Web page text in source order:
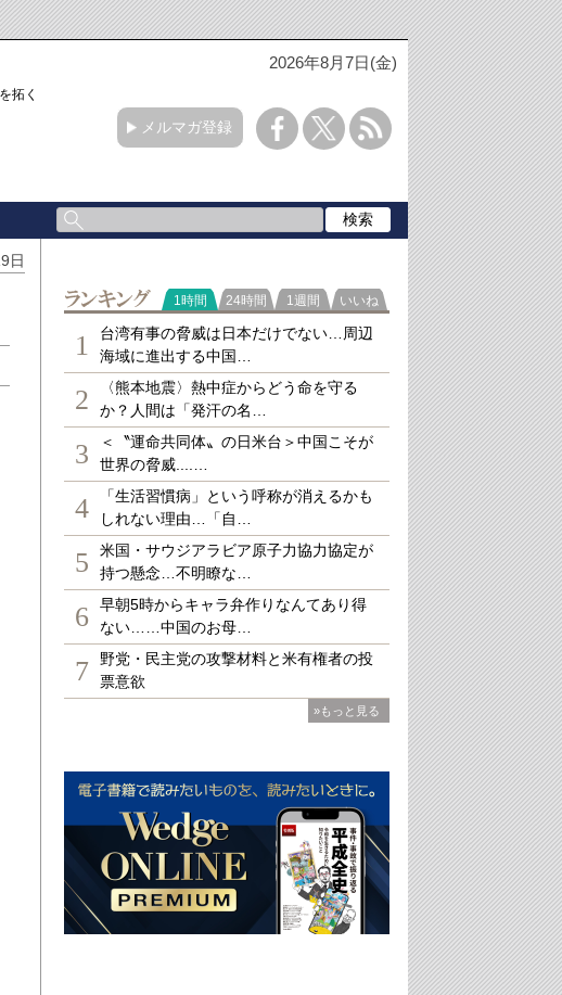
2026年8月7日(金)
拓く「3
メルマガ登録
日
ランキング
1時間 24時間 1週間 いいね
1
台湾有事の脅威は日本だけでない…周辺
海域に進出する中国…
2
〈熊本地震〉熱中症からどう命を守る
か？人間は「発汗の名…
3
＜〝運命共同体〟の日米台＞中国こそが
世界の脅威....…
4
「生活習慣病」という呼称が消えるかも
しれない理由…「自…
5
米国・サウジアラビア原子力協力協定が
持つ懸念…不明瞭な…
6
早朝5時からキャラ弁作りなんてあり得
ない……中国のお母…
7
野党・民主党の攻撃材料と米有権者の投
票意欲
»もっと見る